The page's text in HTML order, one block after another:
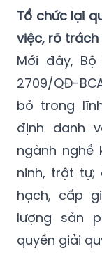
Tổ chức lại
việc, rõ trách
Mới đây,
2709/QĐ-
bỏ trong
định danh
ngành nghề
ninh, trật tự;
hạch, cấp
lượng sản
quyền giải